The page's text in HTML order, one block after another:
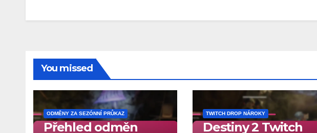
You missed
ODMĚNY ZA SEZÓNNÍ PRŮKAZ
Přehled odměn
TWITCH DROP NÁROKY
Destiny 2 Twitch